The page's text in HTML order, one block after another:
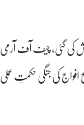
کی گئی، چیف آف آرمی
کی جنگی حکمتِ عملی